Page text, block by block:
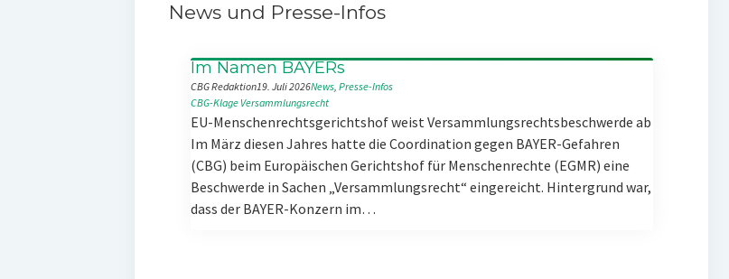
News und Presse-Infos
Im Namen BAYERs
CBG Redaktion19. Juli 2026News, Presse-Infos
CBG-Klage Versammlungsrecht
EU-Menschenrechtsgerichtshof weist Versammlungsrechtsbeschwerde ab
Im März diesen Jahres hatte die Coordination gegen BAYER-Gefahren
(CBG) beim Europäischen Gerichtshof für Menschenrechte (EGMR) eine
Beschwerde in Sachen „Versammlungsrecht“ eingereicht. Hintergrund war,
dass der BAYER-Konzern im…